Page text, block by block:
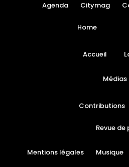
Agenda Citymag
Home
Accueil
Médias
Contributions
Revue de
Mentions légales Musique